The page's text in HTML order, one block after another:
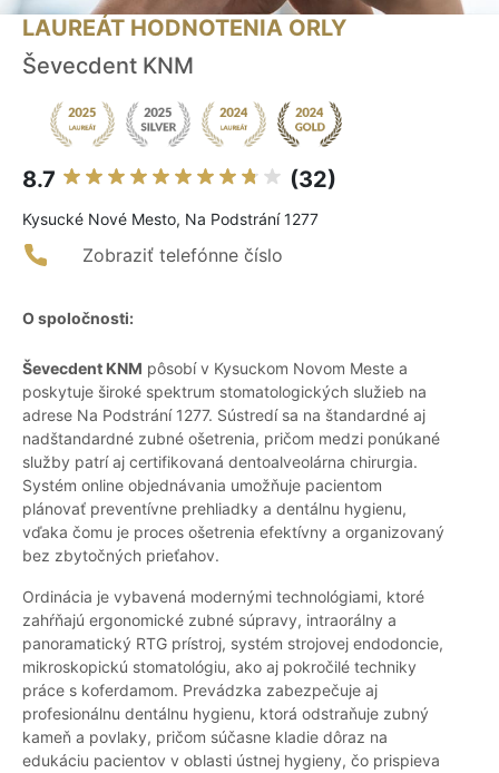
LAUREÁT HODNOTENIA ORLY
Ševecdent KNM
8.7 (32)
Kysucké Nové Mesto, Na Podstrání 1277
Zobraziť telefónne číslo
O spoločnosti:
Ševecdent KNM pôsobí v Kysuckom Novom Meste a
poskytuje široké spektrum stomatologických služieb na
adrese Na Podstrání 1277. Sústredí sa na štandardné aj
nadštandardné zubné ošetrenia, pričom medzi ponúkané
služby patrí aj certifikovaná dentoalveolárna chirurgia.
Systém online objednávania umožňuje pacientom
plánovať preventívne prehliadky a dentálnu hygienu,
vďaka čomu je proces ošetrenia efektívny a organizovaný
bez zbytočných prieťahov.
Ordinácia je vybavená modernými technológiami, ktoré
zahŕňajú ergonomické zubné súpravy, intraorálny a
panoramatický RTG prístroj, systém strojovej endodoncie,
mikroskopickú stomatológiu, ako aj pokročilé techniky
práce s koferdamom. Prevádzka zabezpečuje aj
profesionálnu dentálnu hygienu, ktorá odstraňuje zubný
kameň a povlaky, pričom súčasne kladie dôraz na
edukáciu pacientov v oblasti ústnej hygieny, čo prispieva